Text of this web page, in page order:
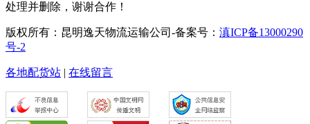
处理并删除，谢谢合作！
版权所有：昆明逸天物流运输公司-备案号： 滇ICP备13000290
号-2
各地配货站 | 在线留言